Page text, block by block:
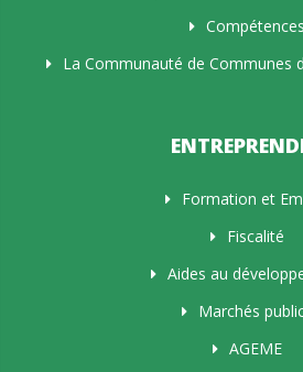
Compétences
La Communauté de Communes
Formation et
Fiscalité
Aides au
Marchés
AGEME